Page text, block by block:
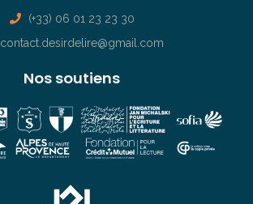
Nos soutiens
(+33) 06 01 23 23 30
contact.desirdelire@gmail.com